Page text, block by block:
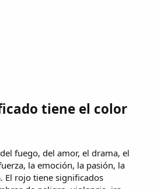
tiene el color
fuego, del amor, el drama, el
la emoción, la pasión, la
El rojo tiene significados